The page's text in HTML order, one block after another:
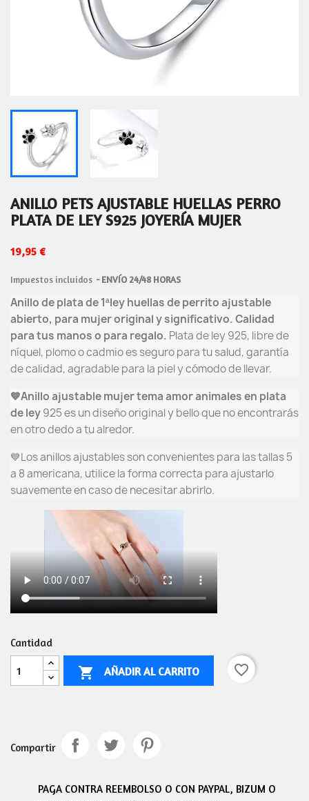
ANILLO PETS AJUSTABLE HUELLAS PERRO
PLATA DE LEY S925 JOYERÍA MUJER
19,95 €
Impuestos incluidos ENVÍO 24/48 HORAS
Anillo de plata de 1ªley huellas de perrito ajustable
abierto, para mujer original y significativo. Calidad
para tus manos o para regalo. Plata de ley 925, libre de
níquel, plomo o cadmio es seguro para tu salud, garantía
de calidad, agradable para la piel y cómodode llevar.
💙Anillo ajustable mujer tema amor animales en plata
de ley925 es un diseño original y bello que no encontrarás
en otro dedo a tu alredor.
💙Los anillos ajustables son convenientes para las tallas 5
a 8 americana, utilice la forma correcta para ajustarlo
suavemente en caso de necesitar abrirlo.
Cantidad
 AÑADIR AL CARRITO favorite_border
Compartir
PAGA CONTRA REEMBOLSO O CON PAYPAL, BIZUM O